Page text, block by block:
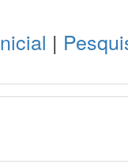
|